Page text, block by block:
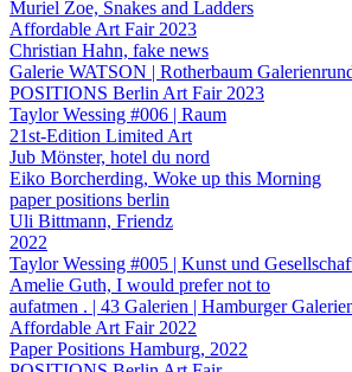
Muriel Zoe, Snakes and Ladders
Affordable Art Fair 2023
Christian Hahn, fake news
Galerie WATSON | Rotherbaum
POSITIONS Berlin Art Fair 2023
Taylor Wessing #006 | Raum
21st-Edition Limited Art
Jub Mönster, hotel du nord
Eiko Borcherding, Woke up this Morning
paper positions berlin
Uli Bittmann, Friendz
2022
Taylor Wessing #005 | Kunst und
Amelie Guth, I would prefer not to
aufatmen . | 43 Galerien | Hamburger
Affordable Art Fair 2022
Paper Positions Hamburg, 2022